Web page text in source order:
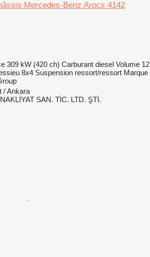
Mercedes-Benz Arocs 4142
309 kW (420 ch) Carburant diesel Volume 12
8x4 Suspension ressort/ressort Marque
/ Ankara
SAN. TİC. LTD. ŞTİ.